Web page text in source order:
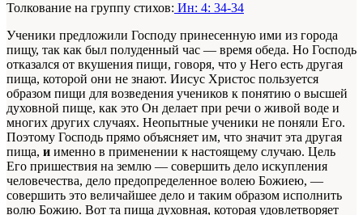
Толкование на группу стихов: Ин: 4: 34-34
Ученики предложили Господу принесенную ими из города
пищу, так как был полуденный час — время обеда. Но Господь
отказался от вкушения пищи, говоря, что у Него есть другая
пища, которой они не знают. Иисус Христос пользуется
образом пищи для возведения учеников к понятию о высшей
духовной пище, как это Он делает при речи о живой воде и
многих других случаях. Неопытные ученики не поняли Его.
Поэтому Господь прямо объясняет им, что значит эта другая
пища, и именно в применении к настоящему случаю. Цель
Его пришествия на землю — совершить дело искупления
человечества, дело предопределенное волею Божиею, —
совершить это величайшее дело и таким образом исполнить
волю Божию. Вот та пища духовная, которая удовлетворяет